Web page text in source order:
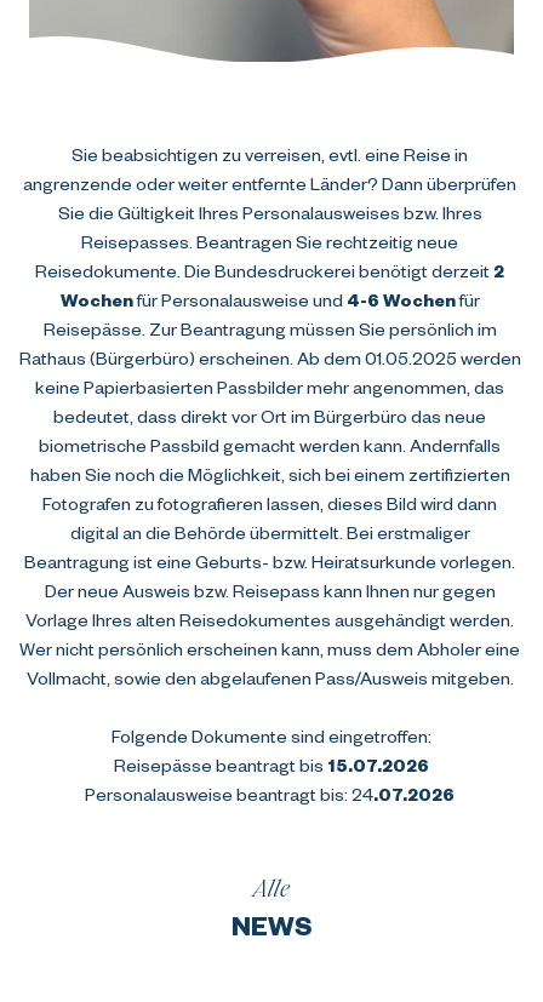
Sie beabsichtigen zu verreisen, evtl. eine Reise in
angrenzende oder weiter entfernte Länder? Dann überprüfen
Sie die Gültigkeit Ihres Personalausweises bzw. Ihres
Reisepasses. Beantragen Sie rechtzeitig neue
Reisedokumente. Die Bundesdruckerei benötigt derzeit 2
Wochen für Personalausweise und 4-6 Wochen für
Reisepässe. Zur Beantragung müssen Sie persönlich im
Rathaus (Bürgerbüro) erscheinen. Ab dem 01.05.2025 werden
keine Papierbasierten Passbilder mehr angenommen, das
bedeutet, dass direkt vor Ort im Bürgerbüro das neue
biometrische Passbild gemacht werden kann. Andernfalls
haben Sie noch die Möglichkeit, sich bei einem zertifizierten
Fotografen zu fotografieren lassen, dieses Bild wird dann
digital an die Behörde übermittelt. Bei erstmaliger
Beantragung ist eine Geburts- bzw. Heiratsurkunde vorlegen.
Der neue Ausweis bzw. Reisepass kann Ihnen nur gegen
Vorlage Ihres alten Reisedokumentes ausgehändigt werden.
Wer nicht persönlich erscheinen kann, muss dem Abholer eine
Vollmacht, sowie den abgelaufenen Pass/Ausweis mitgeben.
Folgende Dokumente sind eingetroffen:
Reisepässe beantragt bis 15.07.2026
Personalausweise beantragt bis: 24.07.2026
Alle
NEWS